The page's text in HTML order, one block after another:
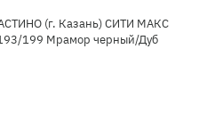
(г. Казань) СИТИ МАКС
199 Мрамор черный/Дуб